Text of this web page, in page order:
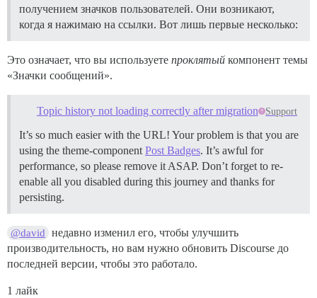
получением значков пользователей. Они возникают,
когда я нажимаю на ссылки. Вот лишь первые несколько:
Это означает, что вы используете проклятый компонент темы
«Значки сообщений».
Topic history not loading correctly after migration Support
It’s so much easier with the URL! Your problem is that you are
using the theme-component Post Badges. It’s awful for
performance, so please remove it ASAP. Don’t forget to re-
enable all you disabled during this journey and thanks for
persisting.
@david
недавно изменил его, чтобы улучшить
производительность, но вам нужно обновить Discourse до
последней версии, чтобы это работало.
1 лайк